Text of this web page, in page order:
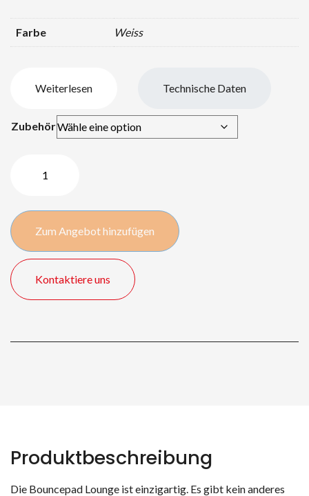
Farbe Weiss
Weiterlesen Technische Daten
Zubehör
Tischaufsteller
Menge
Zum Angebot hinzufügen
Kontaktiere uns
Produktbeschreibung
Die Bouncepad Lounge ist einzigartig. Es gibt kein anderes